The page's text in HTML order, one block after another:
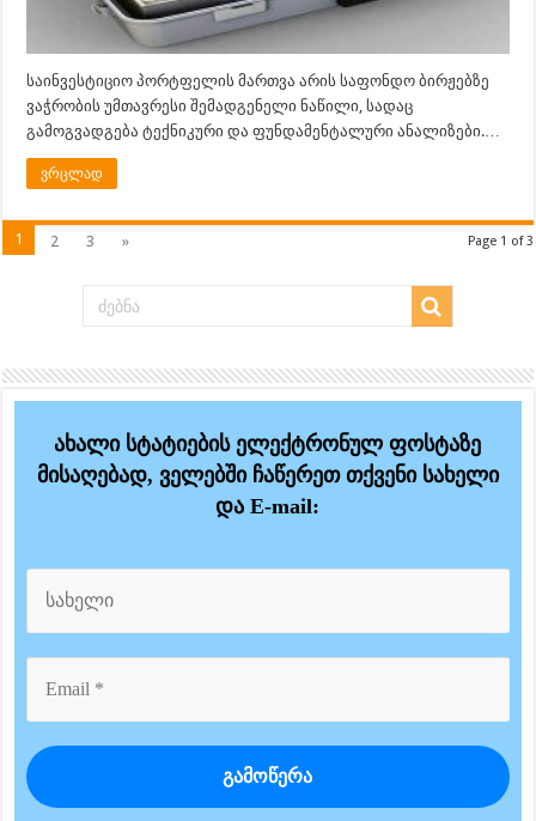
საინვესტიციო პორტფელის მართვა არის საფონდო ბირჟებზე
ვაჭრობის უმთავრესი შემადგენელი ნაწილი, სადაც
გამოგვადგება ტექნიკური და ფუნდამენტალური ანალიზები.…
ვრცლად
Page 1 of 3
1 2 3 »
ახალი სტატიების ელექტრონულ ფოსტაზე
მისაღებად, ველებში ჩაწერეთ თქვენი სახელი
და E-mail: